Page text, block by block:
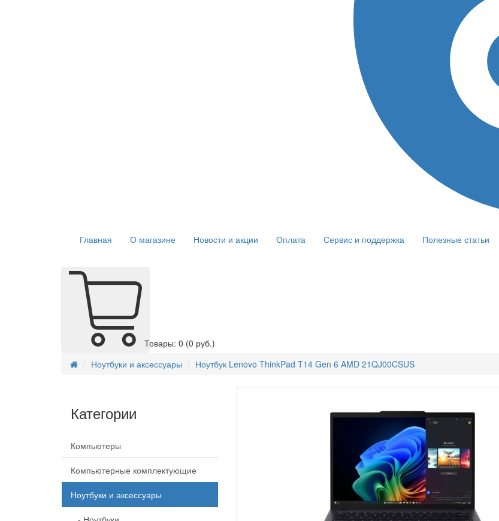
Главная О магазине Новости и акции Оплата Сервис и поддержка Полезные статьи
Товары: 0 (0 руб.)
Ноутбуки и аксессуары
Ноутбук Lenovo ThinkPad T14 Gen 6 AMD 21QJ00CSUS
Категории
Компьютеры
Компьютерные комплектующие
Ноутбуки и аксессуары